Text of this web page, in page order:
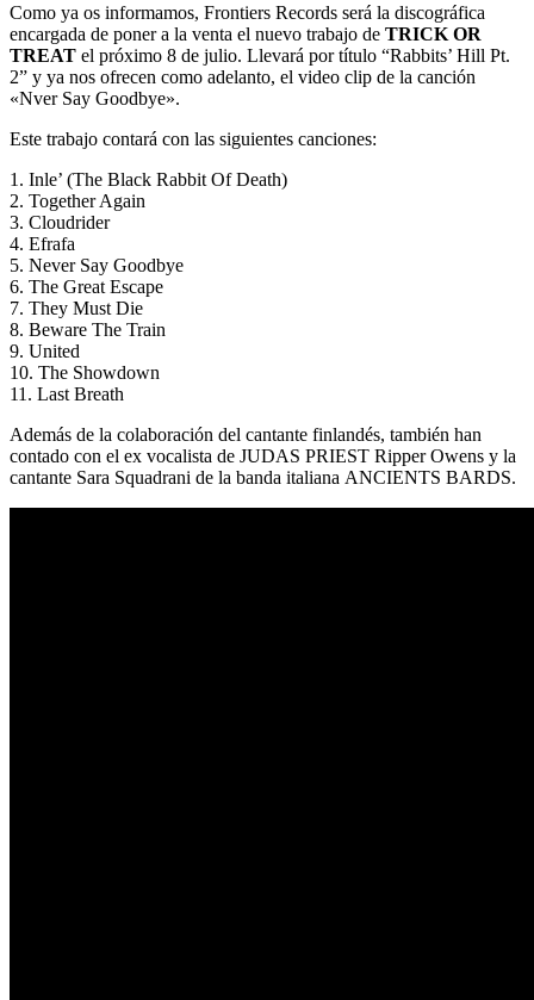
Como ya os informamos, Frontiers Records será la discográfica
encargada de poner a la venta el nuevo trabajo de TRICK OR
TREAT el próximo 8 de julio. Llevará por título “Rabbits’ Hill Pt.
2” y ya nos ofrecen como adelanto, el video clip de la canción
«Nver Say Goodbye».
Este trabajo contará con las siguientes canciones:
1. Inle’ (The Black Rabbit Of Death)
2. Together Again
3. Cloudrider
4. Efrafa
5. Never Say Goodbye
6. The Great Escape
7. They Must Die
8. Beware The Train
9. United
10. The Showdown
11. Last Breath
Además de la colaboración del cantante finlandés, también han
contado con el ex vocalista de JUDAS PRIEST Ripper Owens y la
cantante Sara Squadrani de la banda italiana ANCIENTS BARDS.